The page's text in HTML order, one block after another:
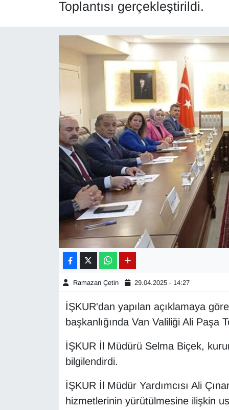
Toplantısı gerçekleştirildi.
Ramazan Çetin 29.04.2025 - 14:27
İŞKUR'dan yapılan açıklamaya
başkanlığında Van Valiliği Ali Paşa
İŞKUR İl Müdürü Selma Biçek,
bilgilendirdi.
İŞKUR İl Müdür Yardımcısı Ali
hizmetlerinin yürütülmesine ilişkin
Dernekler, Odalar
DÜNYA
EKONOMİ
Eleman
En çok konuşulanlar
Gündem
HABERDE İNSAN
Kamu Alımları
Haber Arşivi